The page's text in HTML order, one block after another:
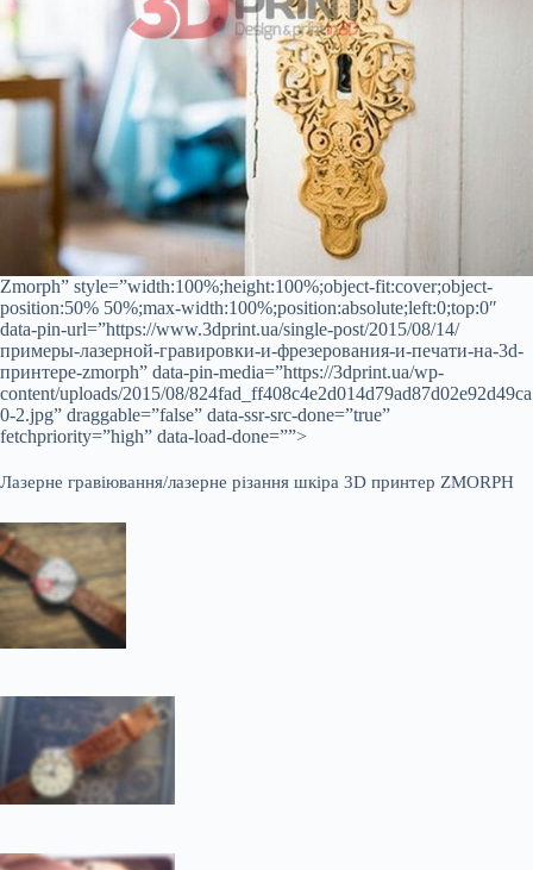
Zmorph” style=”width:100%;height:100%;object-fit:cover;object-
position:50% 50%;max-width:100%;position:absolute;left:0;top:0″
data-pin-url=”https://www.3dprint.ua/single-post/2015/08/14/
примеры-лазерной-гравировки-и-фрезерования-и-печати-на-3d-
принтере-zmorph” data-pin-media=”https://3dprint.ua/wp-
content/uploads/2015/08/824fad_ff408c4e2d014d79ad87d02e92d49ca
0-2.jpg” draggable=”false” data-ssr-src-done=”true”
fetchpriority=”high” data-load-done=””>
Лазерне гравіювання/лазерне різання шкіра 3D принтер ZMORPH